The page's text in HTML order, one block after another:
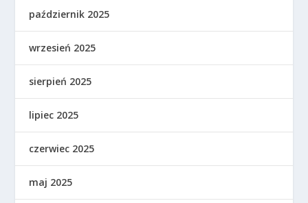
październik 2025
wrzesień 2025
sierpień 2025
lipiec 2025
czerwiec 2025
maj 2025